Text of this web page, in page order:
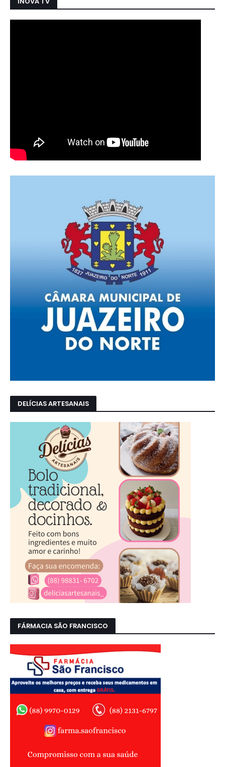
DELÍCIAS ARTESANAIS
FÁRMACIA SÃO FRANCISCO